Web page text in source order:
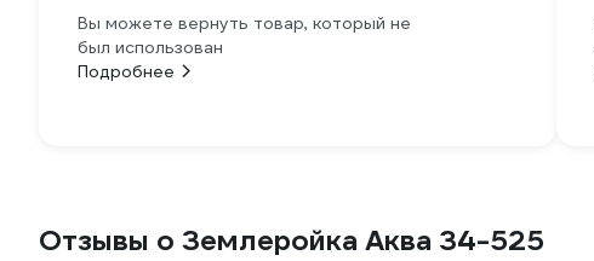
Вы можете вернуть товар, который не
был использован
Подробнее
Отзывы о Землеройка Аква 34-525